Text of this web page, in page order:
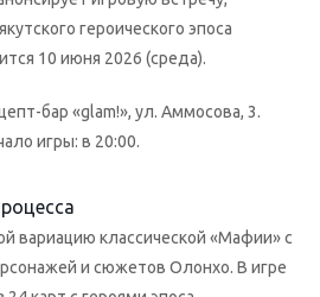
героического эпоса
10 июня 2026 (среда).
бар «glam!», ул. Аммосова, 3.
игры: в 20:00.
вариацию классической «Мафии» с
и сюжетов Олонхо. В игре